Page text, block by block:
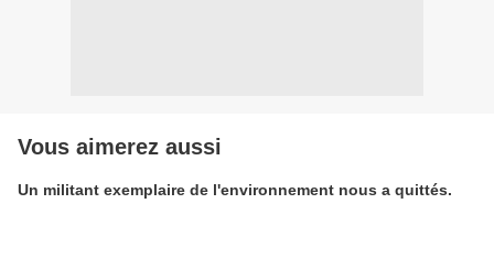
Vous aimerez aussi
Un militant exemplaire de l'environnement nous a quittés.